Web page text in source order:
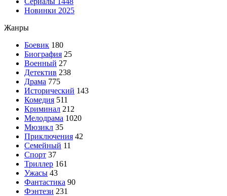
Новинки 2025
Жанры
Боевик 180
Биография 25
Военный 27
Детектив 238
Драма 775
Исторический 143
Комедия 511
Криминал 212
Мелодрама 1020
Мюзикл 35
Приключения 42
Семейный 11
Спорт 37
Триллер 161
Ужасы 43
Фантастика 90
Фэнтези 231